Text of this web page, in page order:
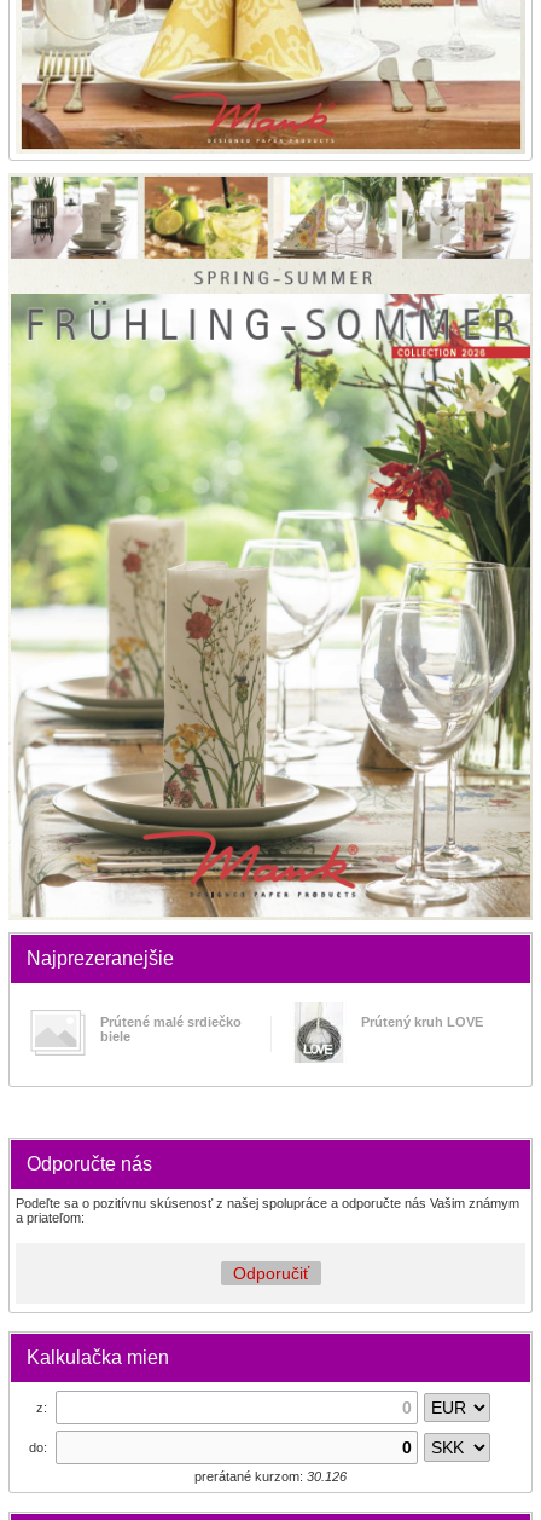
Najprezeranejšie
Prútené malé srdiečko
biele
Prútený kruh LOVE
Odporučte nás
Podeľte sa o pozitívnu skúsenosť z našej spolupráce a odporučte nás Vašim známym
a priateľom:
Odporučiť
Kalkulačka mien
z:
do:
prerátané kurzom: 30.126